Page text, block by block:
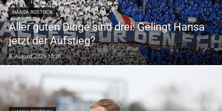
HANSA ROSTOCK
Aller guten Dinge sind drei: Gelingt Hansa
jetzt der Aufstieg?
8. August 2026 10:28